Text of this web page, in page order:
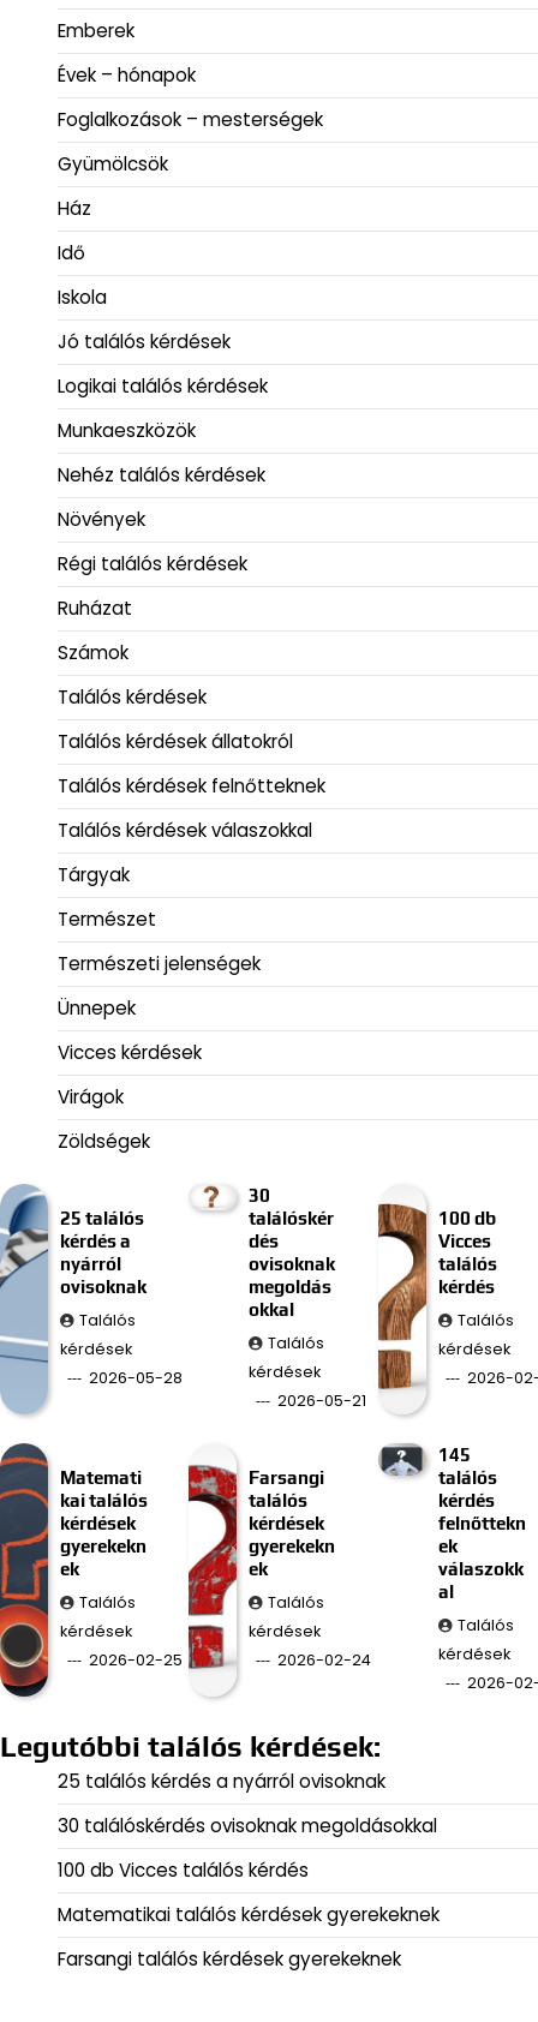
Emberek
Évek – hónapok
Foglalkozások – mesterségek
Gyümölcsök
Ház
Idő
Iskola
Jó találós kérdések
Logikai találós kérdések
Munkaeszközök
Nehéz találós kérdések
Növények
Régi találós kérdések
Ruházat
Számok
Találós kérdések
Találós kérdések állatokról
Találós kérdések felnőtteknek
Találós kérdések válaszokkal
Tárgyak
Természet
Természeti jelenségek
Ünnepek
Vicces kérdések
Virágok
Zöldségek
25 találós
kérdés a
nyárról
ovisoknak
Találós
kérdések
2026-05-28
30
találóskér
dés
ovisoknak
megoldás
okkal
Találós
kérdések
2026-05-21
100 db
Vicces
találós
kérdés
Találós
kérdések
2026-
Matemati
kai találós
kérdések
gyerekekn
ek
Találós
kérdések
2026-02-25
Farsangi
találós
kérdések
gyerekekn
ek
Találós
kérdések
2026-02-24
145
találós
kérdés
felnőttekn
ek
válaszokk
al
Találós
kérdések
2026-
Legutóbbi találós kérdések:
25 találós kérdés a nyárról ovisoknak
30 találóskérdés ovisoknak megoldásokkal
100 db Vicces találós kérdés
Matematikai találós kérdések gyerekeknek
Farsangi találós kérdések gyerekeknek